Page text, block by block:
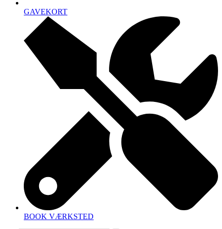
GAVEKORT
BOOK VÆRKSTED